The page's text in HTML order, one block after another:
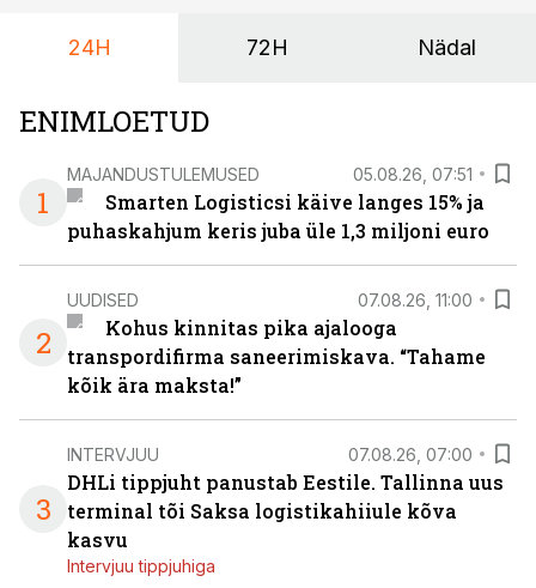
24H 72H Nädal
ENIMLOETUD
1
MAJANDUSTULEMUSED 05.08.26, 07:51
Smarten Logisticsi käive langes 15% ja
puhaskahjum keris juba üle 1,3 miljoni euro
2
UUDISED 07.08.26, 11:00
Kohus kinnitas pika ajalooga
transpordifirma saneerimiskava. “Tahame
kõik ära maksta!”
3
INTERVJUU 07.08.26, 07:00
DHLi tippjuht panustab Eestile. Tallinna uus
terminal tõi Saksa logistikahiiule kõva
kasvu
Intervjuu tippjuhiga